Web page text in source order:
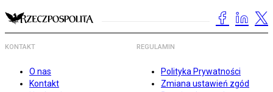
KONTAKT
O nas
Kontakt
REGULAMIN
Polityka Prywatności
Zmiana ustawień zgód